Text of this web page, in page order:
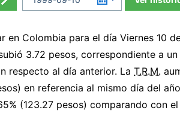
en Colombia para el día Viernes 10
3.72 pesos, correspondiente a un
respecto al día anterior. La T.R.M.
en referencia al mismo día del año
(123.27 pesos) comparando con